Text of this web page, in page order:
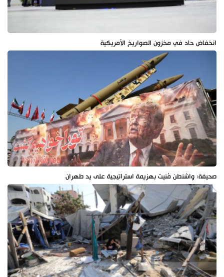
انخفاض حاد في مخزون الصواريخ الأمريكية
صحيفة: واشنطن مُنيت بهزيمة استراتيجية على يد طهران